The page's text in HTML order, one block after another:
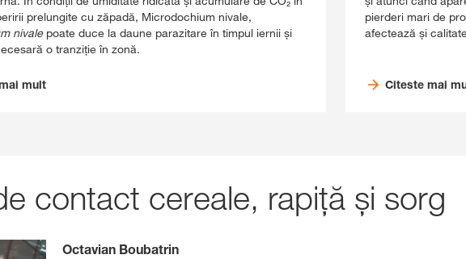
prelungite cu zăpadă, Microdochium nivale,
nivalepoate duce la daune parazitare în timpul iernii și
o tranziție în zonă.
mult
pierderi mari de
afectează și
Citeste mai
contact cereale, rapiţă și sorg
Octavian Boubatrin